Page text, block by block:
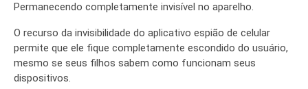
Permanecendo completamente invisível no aparelho.
O recurso da invisibilidade do aplicativo espião de celular
permite que ele fique completamente escondido do usuário,
mesmo se seus filhos sabem como funcionam seus
dispositivos.